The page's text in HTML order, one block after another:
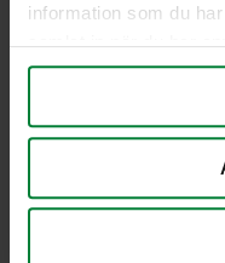
information som du
samlat in när du har